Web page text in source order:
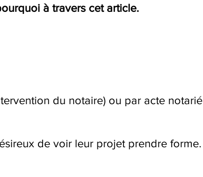
à travers cet article.
du notaire) ou par acte notarié
de voir leur projet prendre forme.